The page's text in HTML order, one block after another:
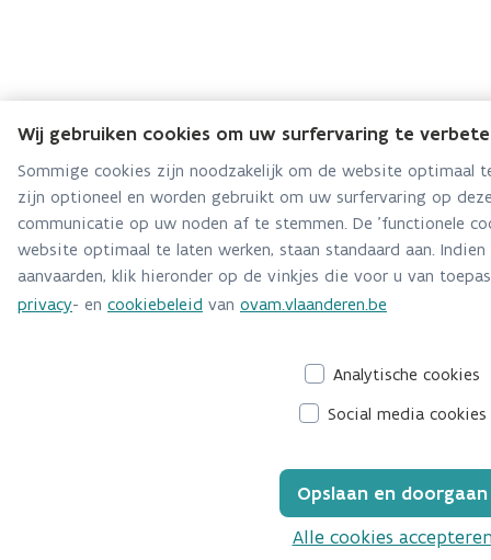
Wij gebruiken cookies om uw surfervaring te
Sommige cookies zijn noodzakelijk om de website optimaal
zijn optioneel en worden gebruikt om uw surfervaring op
communicatie op uw noden af te stemmen. De 'functionele
website optimaal te laten werken, staan standaard aan.
aanvaarden, klik hieronder op de vinkjes die voor u van
privacy- en cookiebeleid van ovam.vlaanderen.be
Analytische cookies
Social media cookies
Opslaan en doorgaan
Alle cookies